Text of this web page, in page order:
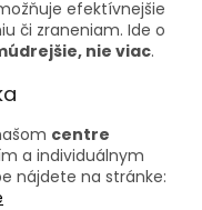
efektívnejšie
či zraneniam. Ide o
nie viac.
centre
a individuálnym
nájdete na stránke: